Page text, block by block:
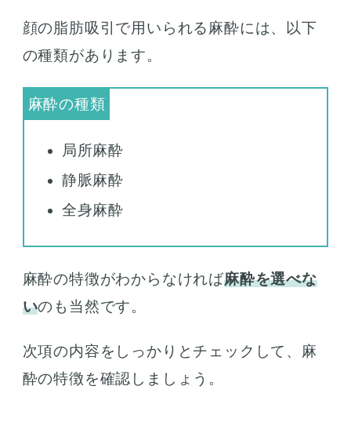
顔の脂肪吸引で用いられる麻酔には、以下
の種類があります。
局所麻酔
静脈麻酔
全身麻酔
麻酔の特徴がわからなければ麻酔を選べな
いのも当然です。
次項の内容をしっかりとチェックして、麻
酔の特徴を確認しましょう。